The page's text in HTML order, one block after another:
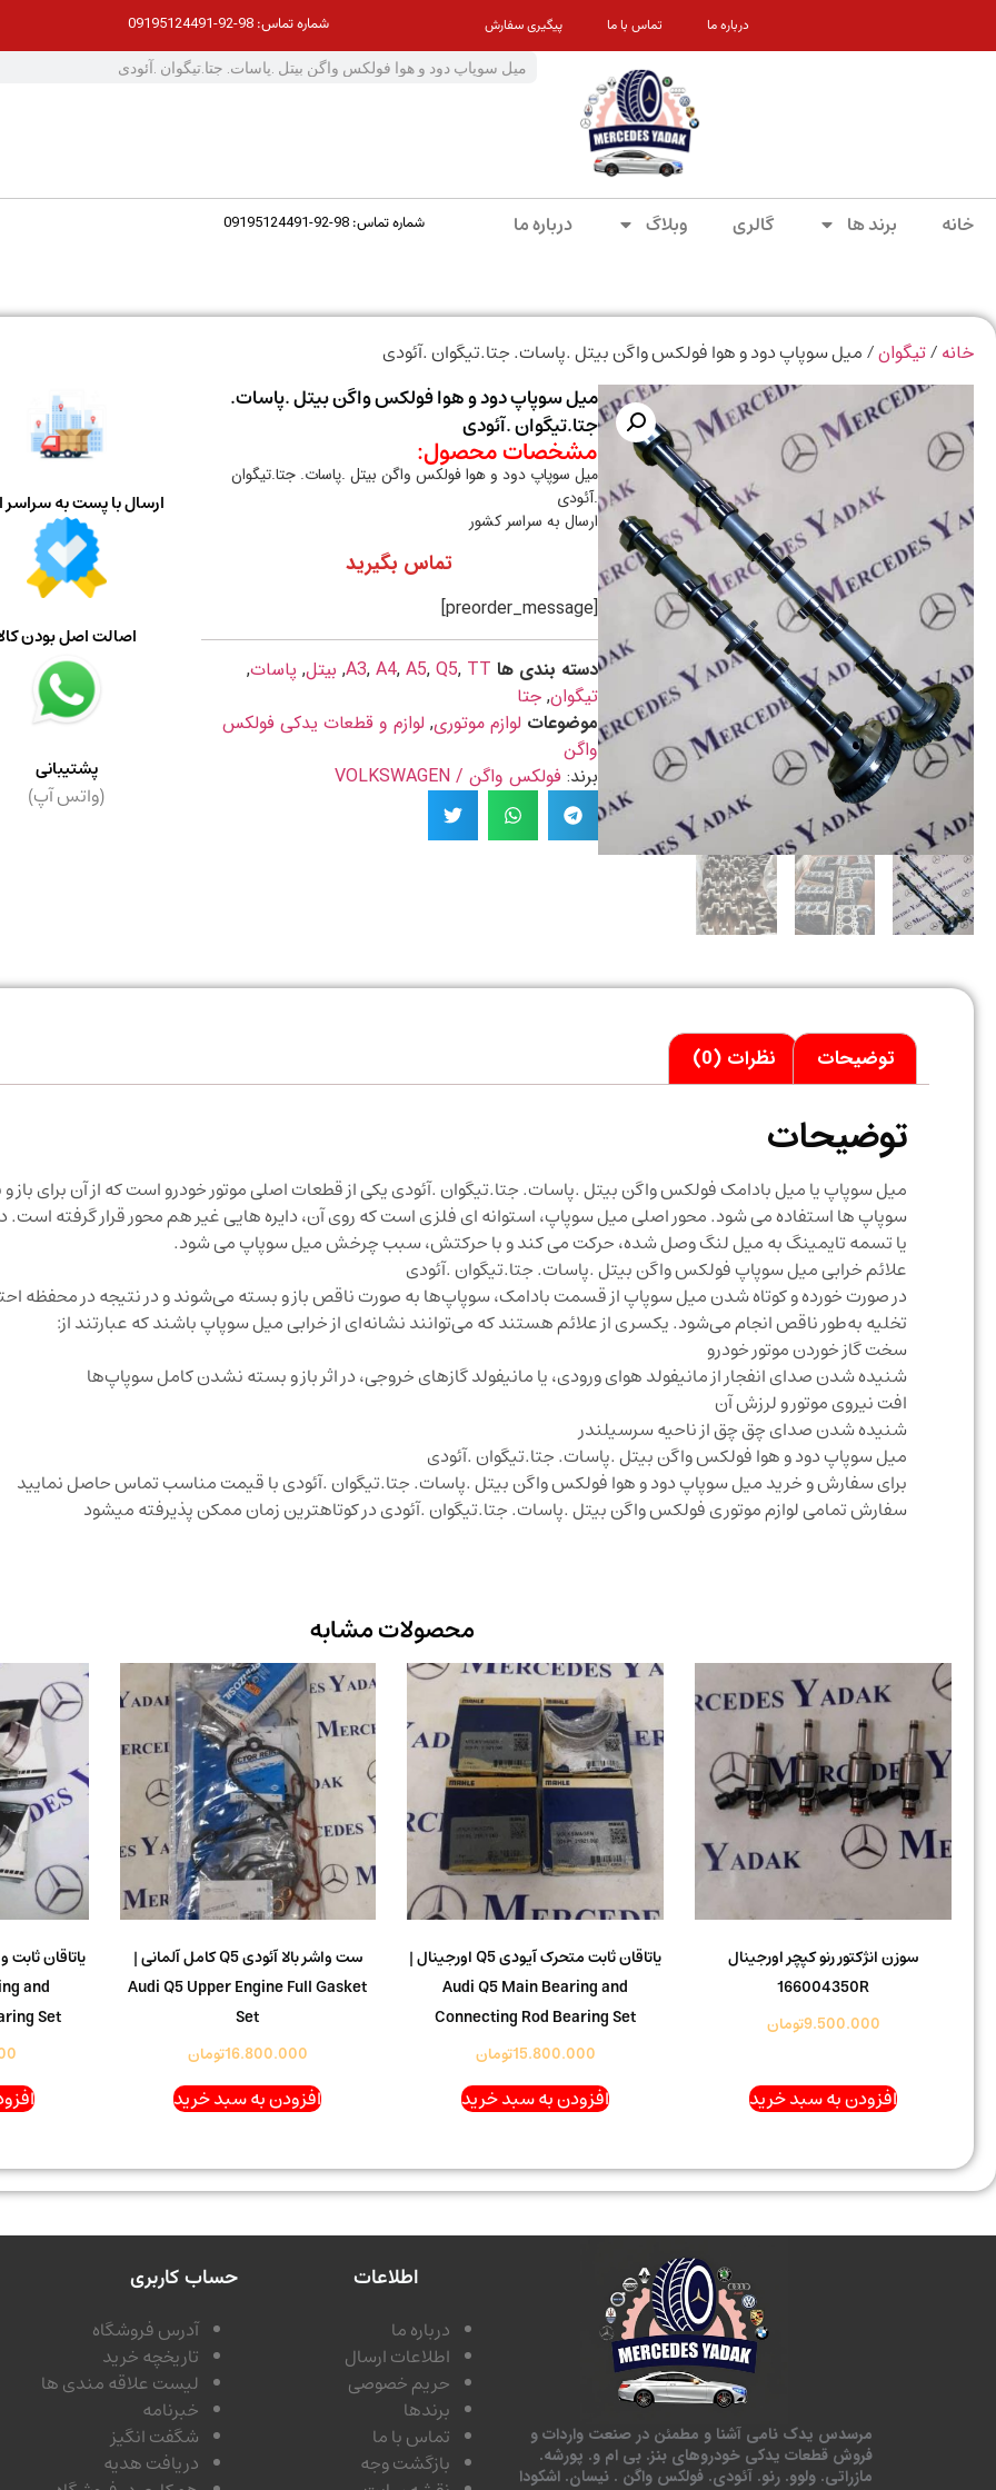
درباره ما تماس با ما پیگیری سفارش شماره تماس: 98-92-09195124491
خانه برند ها گالری وبلاگ درباره ما شماره تماس: 98-92-09195124491
خانه /تیگوان/ میل سوپاپ دود و هوا فولکس واگن بیتل .پاسات. جتا.تیگوان .آئودی
میل سوپاپ دود و هوا فولکس واگن بیتل .پاسات.
جتا.تیگوان .آئودی
مشخصات محصول:
میل سوپاپ دود و هوا فولکس واگن بیتل .پاسات. جتا.تیگوان
.آئودی
ارسال به سراسر کشور
تماس بگیرید
[preorder_message]
دسته بندی ها A3, A4, A5, Q5, TT
, بیتل, پاسات,
تیگوان,جتا
موضوعات لوازم موتوری, لوازم و قطعات یدکی فولکس
واگن
برند:فولکس واگن / VOLKSWAGEN
ارسال با پست به سراسر
اصالت اصل بودن
پشتیبانی
(واتس آپ)
توضیحات نظرات (0)
توضیحات
میل سوپاپ یا میل بادامک فولکس واگن بیتل .پاسات. جتا.تیگوان .آئودی یکی از قطعات اصلی موتور خودرو است که از آن برای باز
سوپاپ ها استفاده می شود. محور اصلی میل سوپاپ، استوانه ای فلزی است که روی آن، دایره هایی غیر هم محور قرار گرفته است.
یا تسمه تایمینگ به میل لنگ وصل شده، حرکت می کند و با حرکتش، سبب چرخش میل سوپاپ می شود.
علائم خرابی میل سوپاپ فولکس واگن بیتل .پاسات. جتا.تیگوان .آئودی
در صورت خورده و کوتاه شدن میل سوپاپ از قسمت بادامک، سوپاپ‌ها به صورت ناقص باز و بسته می‌شوند و در نتیجه در محفظه
تخلیه به‌طور ناقص انجام می‌شود. یکسری از علائم هستند که می‌توانند نشانه‌ای از خرابی میل سوپاپ باشند که عبارتند از:
سخت گاز خوردن موتور خودرو
شنیده شدن صدای انفجار از مانیفولد هوای ورودی، یا مانیفولد گازهای خروجی، در اثر باز و بسته نشدن کامل سوپاپ‌ها
افت نیروی موتور و لرزش آن
شنیده شدن صدای چق چق از ناحیه سرسیلندر
میل سوپاپ دود و هوا فولکس واگن بیتل .پاسات. جتا.تیگوان .آئودی
برای سفارش و خرید میل سوپاپ دود و هوا فولکس واگن بیتل .پاسات. جتا.تیگوان .آئودی با قیمت مناسب تماس حاصل نمایید
سفارش تمامی لوازم موتوری فولکس واگن بیتل .پاسات. جتا.تیگوان .آئودی در کوتاهترین زمان ممکن پذیرفته میشود
محصولات مشابه
سوزن انژکتور رنو کپچر اورجینال
166004350R
9.500.000تومان
افزودن به سبد خرید
یاتاقان ثابت متحرک آیودی Q5 اورجینال |
Audi Q5 Main Bearing and
Connecting Rod Bearing Set
15.800.000تومان
افزودن به سبد خرید
ست واشر بالا آئودی Q5 کامل آلمانی |
Audi Q5 Upper Engine Full Gasket
Set
16.800.000تومان
افزودن به سبد خرید
and
Set
مرسدس یدک نامی آشنا و مطمئن در صنعت واردات و
فروش قطعات یدکی خودروهای بنز. بی ام و. پورشه.
مازراتی. ولوو. رنو. آئودی. فولکس واگن . نیسان. اشکودا
اطلاعات
درباره ما
اطلاعات ارسال
حریم خصوصی
برندها
تماس با ما
بازگشت وجه
حساب کاربری
آدرس فروشگاه
تاریخچه خرید
لیست علاقه مندی ها
خبرنامه
شگفت انگیز
دریافت هدیه